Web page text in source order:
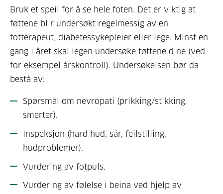
Bruk et speil for å se hele foten. Det er viktig at
føttene blir undersøkt regelmessig av en
fotterapeut, diabetessykepleier eller lege. Minst en
gang i året skal legen undersøke føttene dine (ved
for eksempel årskontroll). Undersøkelsen bør da
bestå av:
Spørsmål om nevropati (prikking/stikking,
smerter).
Inspeksjon (hard hud, sår, feilstilling,
hudproblemer).
Vurdering av fotpuls.
Vurdering av følelse i beina ved hjelp av